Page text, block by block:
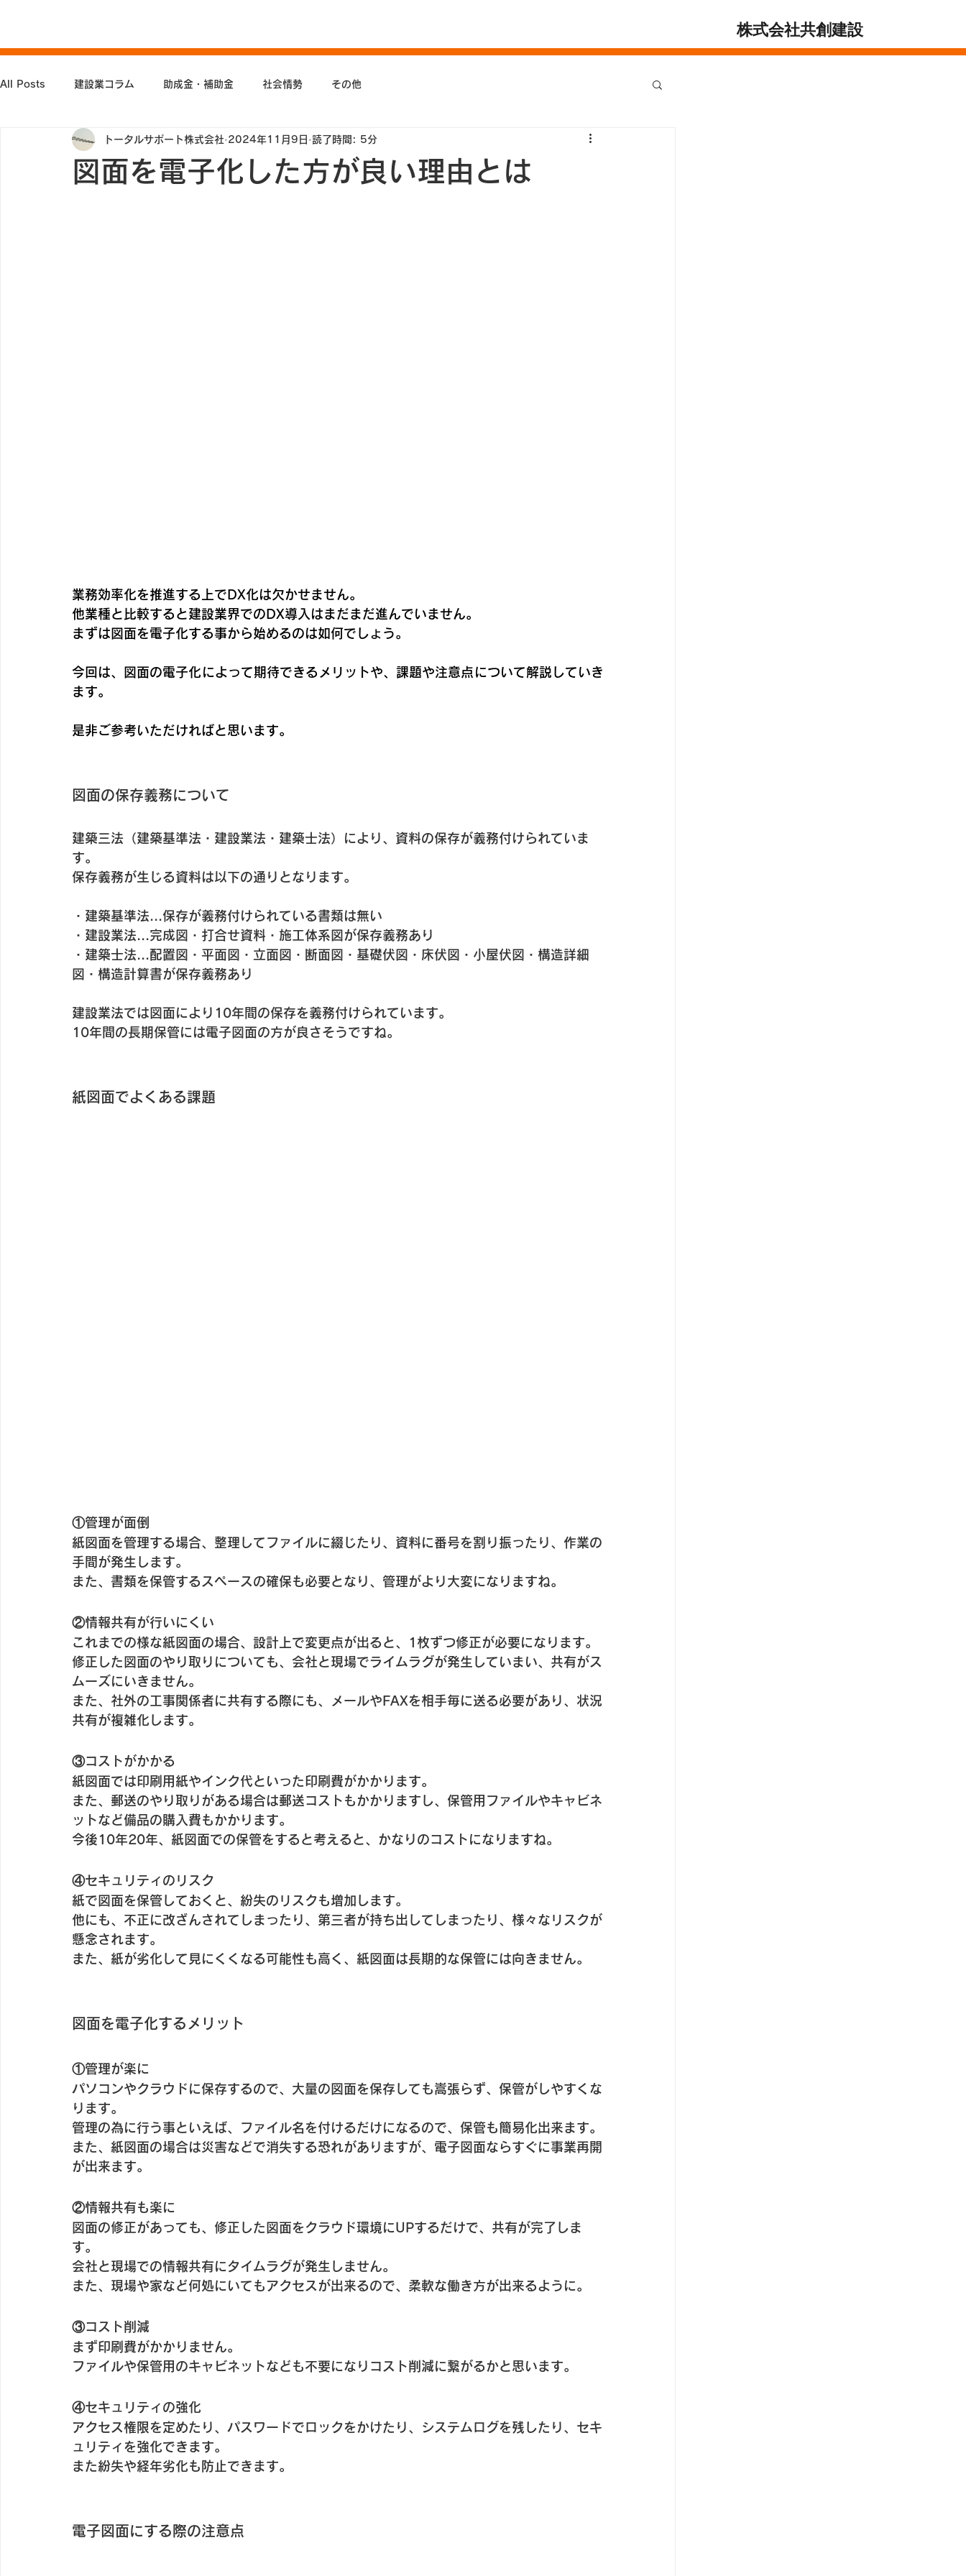
株式会社共創建設
All Posts 建設業コラム 助成金・補助金 社会情勢 その他
図面を電子化した方が良い理由とは
トータルサポート株式会社 2024年11月9日 読了時間: 5分
業務効率化を推進する上でDX化は欠かせません。
他業種と比較すると建設業界でのDX導入はまだまだ進んでいません。
まずは図面を電子化する事から始めるのは如何でしょう。
今回は、図面の電子化によって期待できるメリットや、課題や注意点について解説していき
ます。
是非ご参考いただければと思います。
図面の保存義務について
建築三法（建築基準法・建設業法・建築士法）により、資料の保存が義務付けられていま
す。
保存義務が生じる資料は以下の通りとなります。
・建築基準法...保存が義務付けられている書類は無い
・建設業法...完成図・打合せ資料・施工体系図が保存義務あり
・建築士法...配置図・平面図・立面図・断面図・基礎伏図・床伏図・小屋伏図・構造詳細
図・構造計算書が保存義務あり
建設業法では図面により10年間の保存を義務付けられています。
10年間の長期保管には電子図面の方が良さそうですね。
紙図面でよくある課題
①管理が面倒
紙図面を管理する場合、整理してファイルに綴じたり、資料に番号を割り振ったり、作業の
手間が発生します。
また、書類を保管するスペースの確保も必要となり、管理がより大変になりますね。
②情報共有が行いにくい
これまでの様な紙図面の場合、設計上で変更点が出ると、1枚ずつ修正が必要になります。
修正した図面のやり取りについても、会社と現場でライムラグが発生していまい、共有がス
ムーズにいきません。
また、社外の工事関係者に共有する際にも、メールやFAXを相手毎に送る必要があり、状況
共有が複雑化します。
③コストがかかる
紙図面では印刷用紙やインク代といった印刷費がかかります。
また、郵送のやり取りがある場合は郵送コストもかかりますし、保管用ファイルやキャビネ
ットなど備品の購入費もかかります。
今後10年20年、紙図面での保管をすると考えると、かなりのコストになりますね。
④セキュリティのリスク
紙で図面を保管しておくと、紛失のリスクも増加します。
他にも、不正に改ざんされてしまったり、第三者が持ち出してしまったり、様々なリスクが
懸念されます。
また、紙が劣化して見にくくなる可能性も高く、紙図面は長期的な保管には向きません。
図面を電子化するメリット
①管理が楽に
パソコンやクラウドに保存するので、大量の図面を保存しても嵩張らず、保管がしやすくな
ります。
管理の為に行う事といえば、ファイル名を付けるだけになるので、保管も簡易化出来ます。
また、紙図面の場合は災害などで消失する恐れがありますが、電子図面ならすぐに事業再開
が出来ます。
②情報共有も楽に
図面の修正があっても、修正した図面をクラウド環境にUPするだけで、共有が完了しま
す。
会社と現場での情報共有にタイムラグが発生しません。
また、現場や家など何処にいてもアクセスが出来るので、柔軟な働き方が出来るように。
③コスト削減
まず印刷費がかかりません。
ファイルや保管用のキャビネットなども不要になりコスト削減に繋がるかと思います。
④セキュリティの強化
アクセス権限を定めたり、パスワードでロックをかけたり、システムログを残したり、セキ
ュリティを強化できます。
また紛失や経年劣化も防止できます。
電子図面にする際の注意点